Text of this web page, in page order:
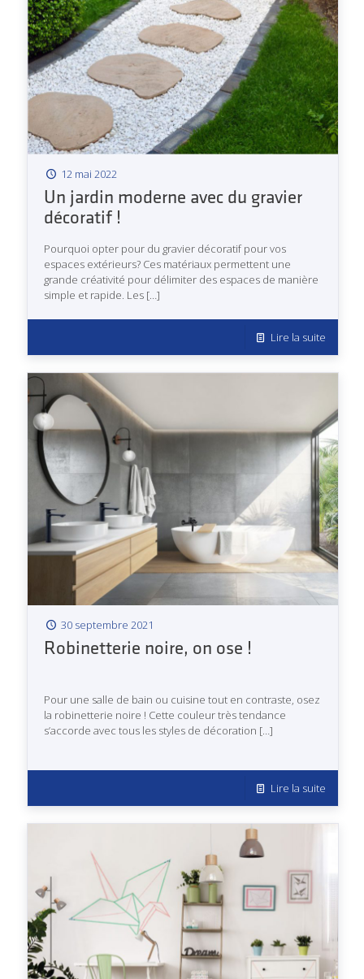
12 mai 2022
Un jardin moderne avec du gravier
décoratif !
Pourquoi opter pour du gravier décoratif pour vos
espaces extérieurs? Ces matériaux permettent une
grande créativité pour délimiter des espaces de manière
simple et rapide. Les […]
Lire la suite
30 septembre 2021
Robinetterie noire, on ose !
Pour une salle de bain ou cuisine tout en contraste, osez
la robinetterie noire ! Cette couleur très tendance
s’accorde avec tous les styles de décoration […]
Lire la suite